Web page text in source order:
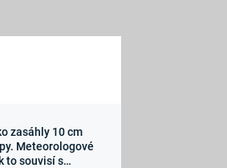
nás
zasáhly 10 cm
Meteorologové
to souvisí s